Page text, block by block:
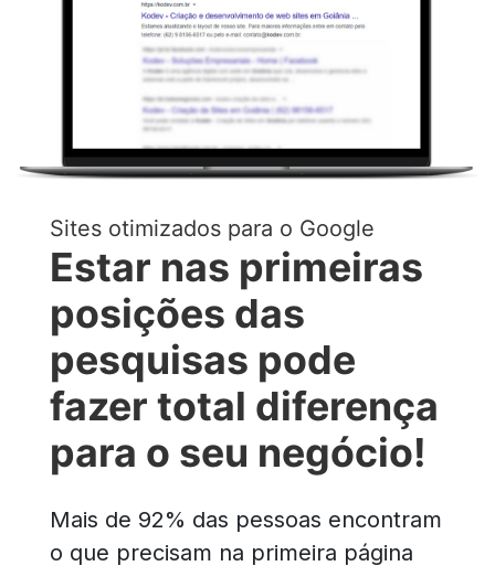
Sites otimizados para o Google
Estar nas primeiras
posições das
pesquisas pode
fazer total diferença
para o seu negócio!
Mais de 92% das pessoas encontram
o que precisam na primeira página